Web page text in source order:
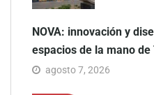
NOVA: innovación y
espacios de la mano
agosto 7, 2026